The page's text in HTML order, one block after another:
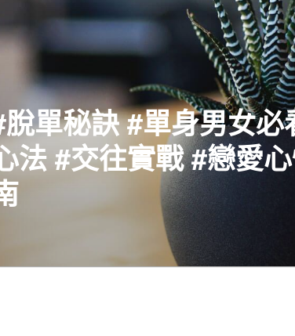
單秘訣 #單身男女
法 #交往實戰 #戀愛